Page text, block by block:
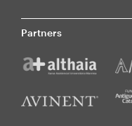
Partners